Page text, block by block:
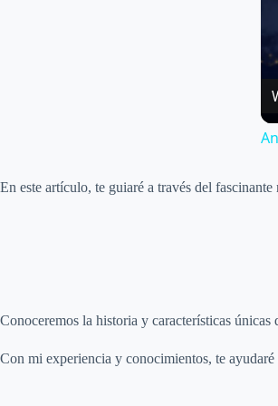
En este artículo, te guiaré a través del
Conoceremos la historia y características únicas
Con mi experiencia y conocimientos, te